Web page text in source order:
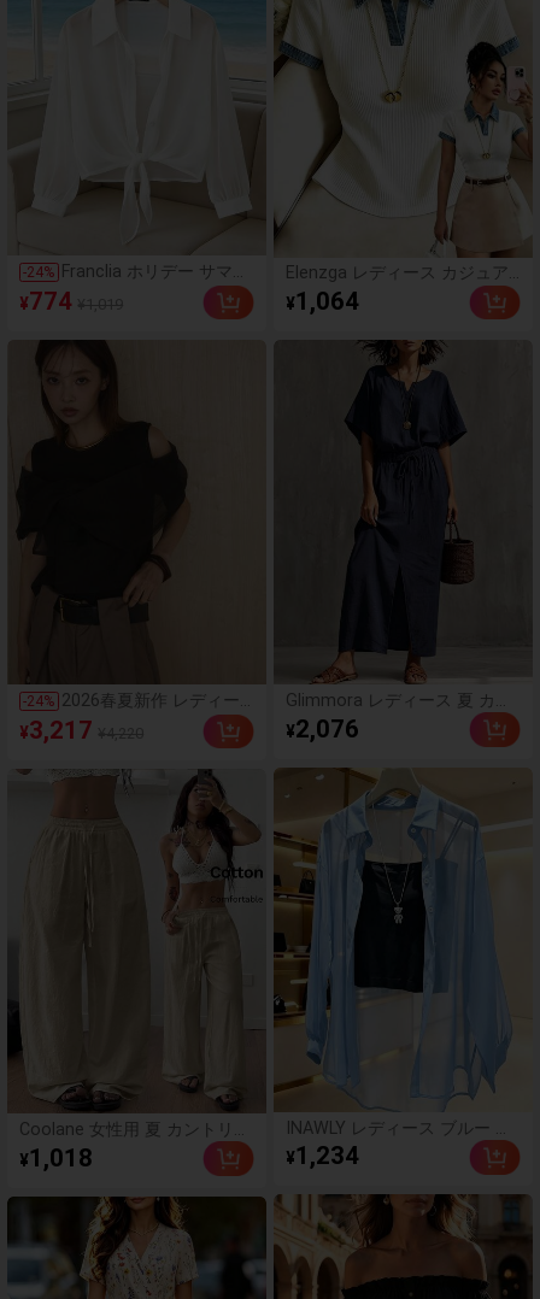
-24% Franclia ホリデー サマー
ホワイト シアー 日よけ
シャツ、フレンチカラー
シフォン、ビーチ 多用途
エレガント カバーアップ
ブラウス レディース
¥774
-24% 2026春夏新作 レディー
ス 肩あき オープンショ
ルダー 肩出し リボン チ
ッキング ビスチェ風 ノ
ースリーブ プルオーバー
カットソー Tシャツ トッ
プス 黒 ブラック 無地 ゆ
ったり 体型カバー 二の
¥3,217
Coolane 女性用 夏 カントリー
コンサート アウトドア ビーチ
ファッション ボヘミアン ベー
ュ加工 100%コットン ホワイ
トパンツ カーブヘムパンツ
¥1,018
Elenzga レディース カジュア
ル デイリー通勤 ポロカラー デ
ニムプリント パッチワーク ト
¥1,064
Glimmora レディース 夏 カジ
ュアル 無地 トップス＆スカー
ト 2点セット
¥2,076
INAWLY レディース ブルー 襟
付き 長袖シャツ
¥1,234